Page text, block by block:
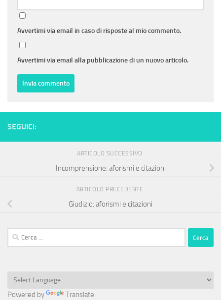
Avvertimi via email in caso di risposte al mio commento.
Avvertimi via email alla pubblicazione di un nuovo articolo.
SEGUICI:
ARTICOLO SUCCESSIVO
Incomprensione: aforismi e citazioni
ARTICOLO PRECEDENTE
Giudizio: aforismi e citazioni
Ricerca
per:
Powered by Translate